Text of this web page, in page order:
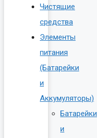
Чистящие
средства
Элементы
питания
(Батарейки
и
Аккумуляторы)
Батарейки
и